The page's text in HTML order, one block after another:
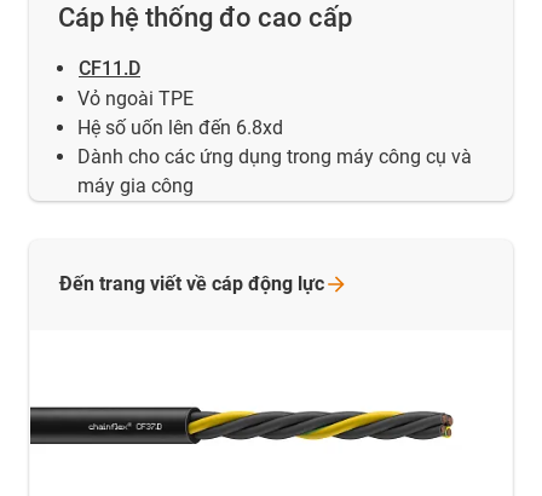
Cáp hệ thống đo cao cấp
CF11.D
Vỏ ngoài TPE
Hệ số uốn lên đến 6.8xd
Dành cho các ứng dụng trong máy công cụ và
máy gia công
Đến trang viết về cáp động lực